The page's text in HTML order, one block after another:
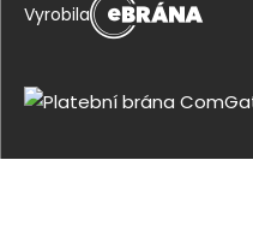
Vyrobila
B
N
.